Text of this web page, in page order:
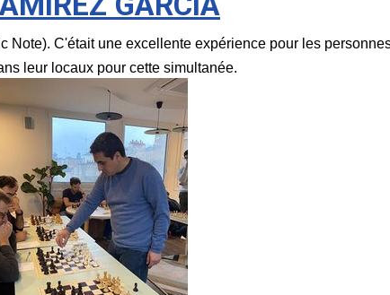
Note). C'était une excellente expérience pour les
leur locaux pour cette simultanée.